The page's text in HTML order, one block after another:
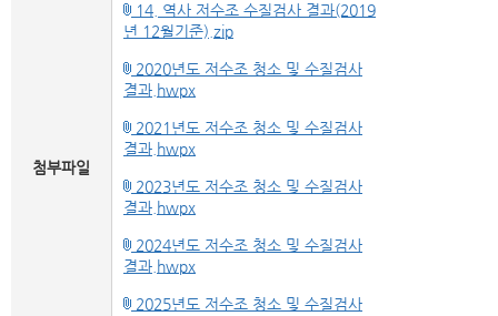
첨부파일
14. 역사 저수조 수질검사 결과(2019
년 12월기준).zip
2020년도 저수조 청소 및 수질검사
결과.hwpx
2021년도 저수조 청소 및 수질검사
결과.hwpx
2023년도 저수조 청소 및 수질검사
결과.hwpx
2024년도 저수조 청소 및 수질검사
결과.hwpx
2025년도 저수조 청소 및 수질검사